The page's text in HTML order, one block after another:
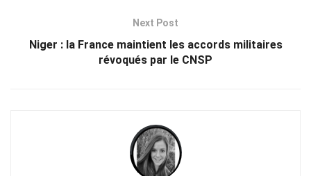
Next Post
Niger : la France maintient les accords militaires
révoqués par le CNSP